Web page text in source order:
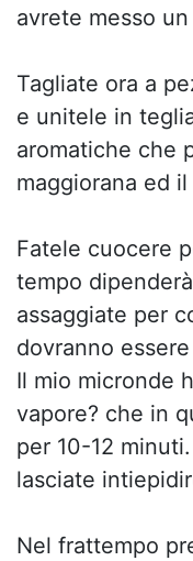
avrete messo
Tagliate ora a
e unitele in
aromatiche che
maggiorana ed
Fatele cuocere
tempo
assaggiate per
dovranno
Il mio micronde
vapore? che in
per 10-12
lasciate
Nel frattempo